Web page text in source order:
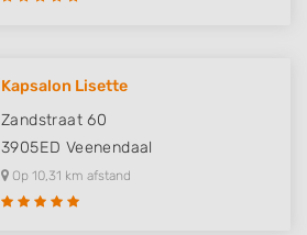
Kapsalon Lisette
Zandstraat 60
3905ED Veenendaal
Op 10,31 km afstand